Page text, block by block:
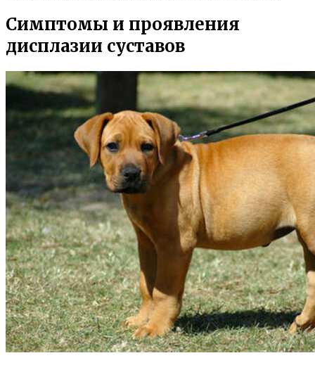
Симптомы и проявления
дисплазии суставов